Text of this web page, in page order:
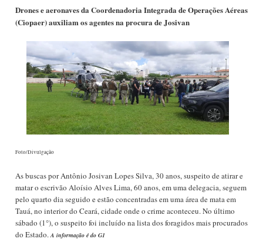
Drones e aeronaves da Coordenadoria Integrada de Operações Aéreas
(Ciopaer) auxiliam os agentes na procura de Josivan
Foto/Divulgação
As buscas por Antônio Josivan Lopes Silva, 30 anos, suspeito de atirar e
matar o escrivão Aloísio Alves Lima, 60 anos, em uma delegacia, seguem
pelo quarto dia seguido e estão concentradas em uma área de mata em
Tauá, no interior do Ceará, cidade onde o crime aconteceu. No último
sábado (1°), o suspeito foi incluído na lista dos foragidos mais procurados
do Estado.A informação é do G1